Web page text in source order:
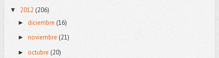
▼ 2012 (206)
► diciembre (16)
► noviembre (21)
► octubre (20)